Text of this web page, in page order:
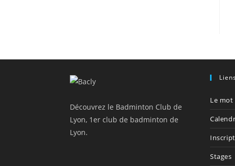
Découvrez le Badminton Club de
Lyon, 1er club de badminton de
Lyon.
Le
Stages